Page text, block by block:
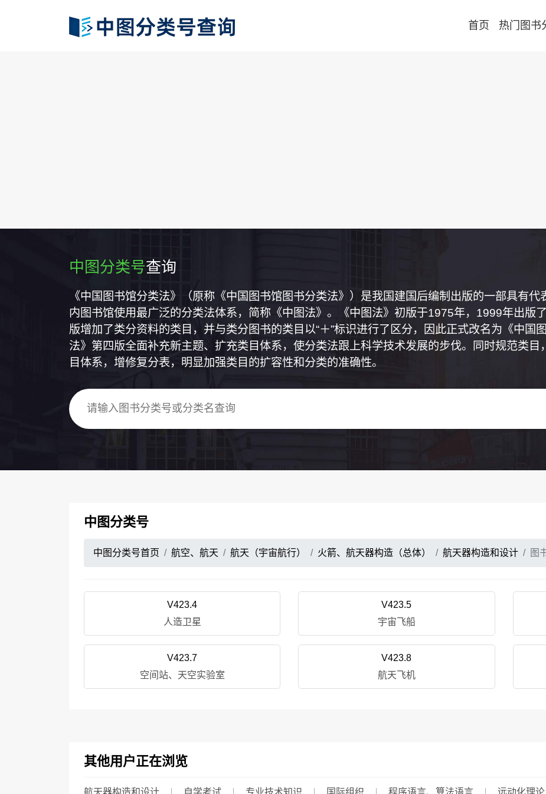
首页 热门图书
中图分类号查询
《中国图书馆分类法》（原称《中国图书馆图书分类法》）是我国建国后编制出版的一部具有
内图书馆使用最广泛的分类法体系，简称《中图法》。《中图法》初版于1975年，1999年出版
版增加了类分资料的类目，并与类分图书的类目以“＋”标识进行了区分，因此正式改名为《中国
法》第四版全面补充新主题、扩充类目体系，使分类法跟上科学技术发展的步伐。同时规范类
目体系，增修复分表，明显加强类目的扩容性和分类的准确性。
中图分类号
中图分类号首页 航空、航天 航天（宇宙航行） 火箭、航天器构造（总体） 航天器构造和设计 图
V423.4
人造卫星
V423.5
宇宙飞船
V423.7
空间站、天空实验室
V423.8
航天飞机
其他用户正在浏览
航天器构造和设计 自学考试 专业技术知识 国际组织 程序语言、算法语言 远动化理论